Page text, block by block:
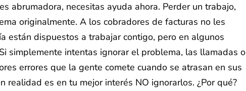
abrumadora, necesitas ayuda ahora. Perder un trabajo,
originalmente. A los cobradores de facturas no les
están dispuestos a trabajar contigo, pero en algunos
simplemente intentas ignorar el problema, las llamadas o
errores que la gente comete cuando se atrasan en sus
es en tu mejor interés NO ignorarlos. ¿Por qué?